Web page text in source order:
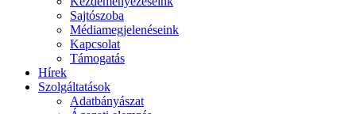
Sajtószoba
Médiamegjelenéseink
Kapcsolat
Támogatás
Hírek
Szolgáltatások
Adatbányászat